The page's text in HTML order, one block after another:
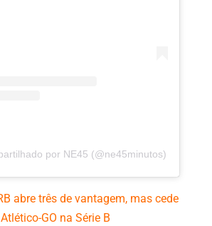
por NE45 (@ne45minutos)
abre três de vantagem, mas cede
GO na Série B